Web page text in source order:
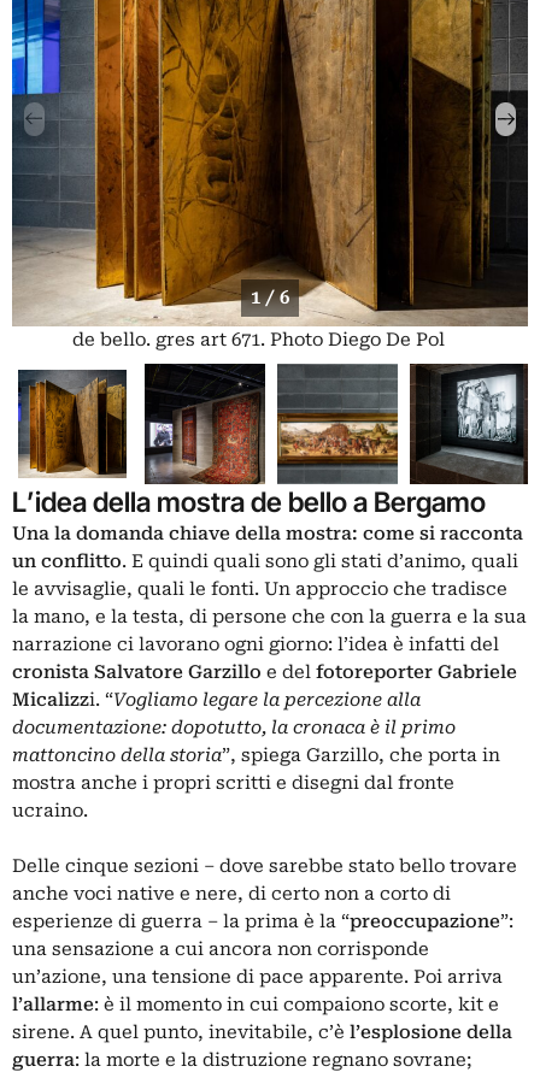
1 / 6
de bello. gres art 671. Photo Diego De Pol
L’idea della mostra de bello a Bergamo
Una la domanda chiave della mostra: come si racconta
un conflitto. E quindi quali sono gli stati d’animo, quali
le avvisaglie, quali le fonti. Un approccio che tradisce
la mano, e la testa, di persone che con la guerra e la sua
narrazione ci lavorano ogni giorno: l’idea è infatti del
cronista Salvatore Garzillo e del fotoreporter Gabriele
Micalizzi. “Vogliamo legare la percezione alla
documentazione: dopotutto, la cronaca è il primo
mattoncino della storia”, spiega Garzillo, che porta in
mostra anche i propri scritti e disegni dal fronte
ucraino.
Delle cinque sezioni – dove sarebbe stato bello trovare
anche voci native e nere, di certo non a corto di
esperienze di guerra – la prima è la “preoccupazione”:
una sensazione a cui ancora non corrisponde
un’azione, una tensione di pace apparente. Poi arriva
l’allarme: è il momento in cui compaiono scorte, kit e
sirene. A quel punto, inevitabile, c’è l’esplosione della
guerra: la morte e la distruzione regnano sovrane;